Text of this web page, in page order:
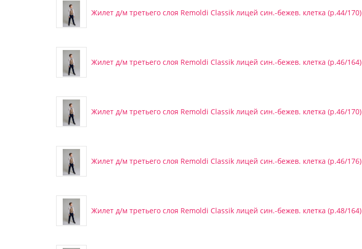
Жилет д/м третьего слоя Remoldi Classik лицей син.-бежев. клетка (р.44/170)
Жилет д/м третьего слоя Remoldi Classik лицей син.-бежев. клетка (р.46/164)
Жилет д/м третьего слоя Remoldi Classik лицей син.-бежев. клетка (р.46/170)
Жилет д/м третьего слоя Remoldi Classik лицей син.-бежев. клетка (р.46/176)
Жилет д/м третьего слоя Remoldi Classik лицей син.-бежев. клетка (р.48/164)